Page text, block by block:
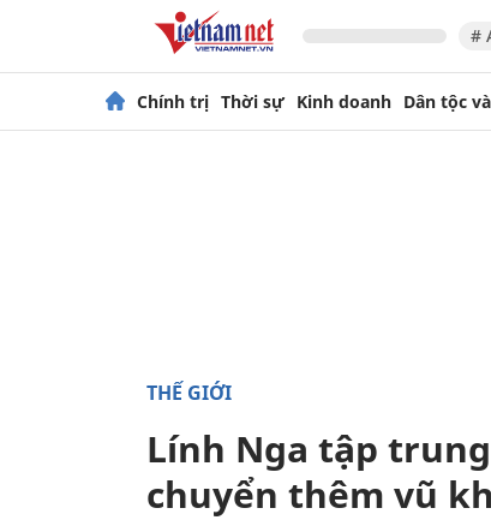
#
Chính trị Thời sự Kinh doanh Dân tộc
THẾ GIỚI
Lính Nga tập
chuyển thêm vũ